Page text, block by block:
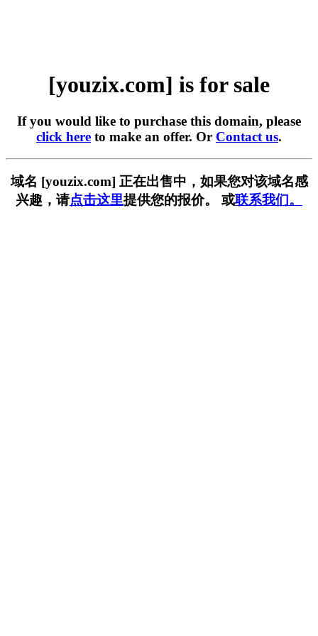
[youzix.com] is for sale
If you would like to purchase this domain, please
click here to make an offer. Or Contact us.
域名 [youzix.com] 正在出售中，如果您对该域名感
兴趣，请点击这里提供您的报价。 或联系我们。